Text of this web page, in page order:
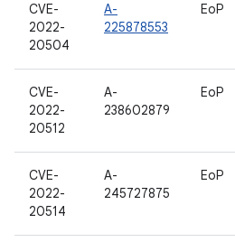
CVE-
2022-
20504
A-
225878553
EoP
CVE-
2022-
20512
A-
238602879
EoP
CVE-
2022-
20514
A-
245727875
EoP